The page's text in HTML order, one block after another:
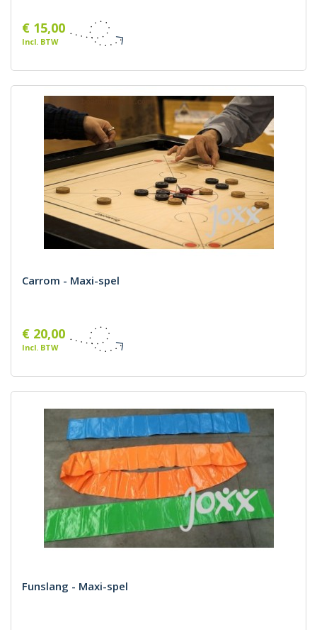
€ 15,00
Incl. BTW
Carrom - Maxi-spel
€ 20,00
Incl. BTW
Funslang - Maxi-spel